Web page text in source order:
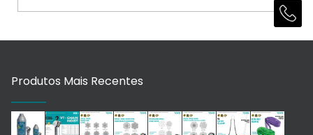
Produtos Mais Recentes